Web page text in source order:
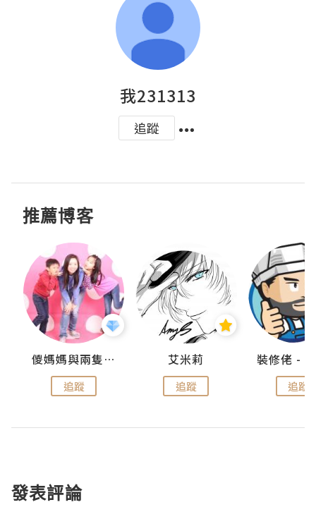
我231313
追蹤
推薦博客
儍媽媽與兩隻小魔怪之家
追蹤
艾米莉
追蹤 追蹤
發表評論